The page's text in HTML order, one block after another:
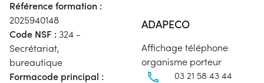
Référence formation :
2025940148
Code NSF : 324 -
Secrétariat,
bureautique
Formacode principal :
ADAPECO
Affichage téléphone
organisme porteur
03 21 58 43 44